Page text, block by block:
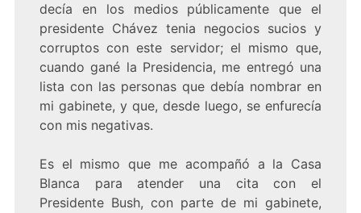
decía en los medios públicamente que el
presidente Chávez tenia negocios sucios y
corruptos con este servidor; el mismo que,
cuando gané la Presidencia, me entregó una
lista con las personas que debía nombrar en
mi gabinete, y que, desde luego, se enfurecía
con mis negativas.
Es el mismo que me acompañó a la Casa
Blanca para atender una cita con el
Presidente Bush, con parte de mi gabinete,